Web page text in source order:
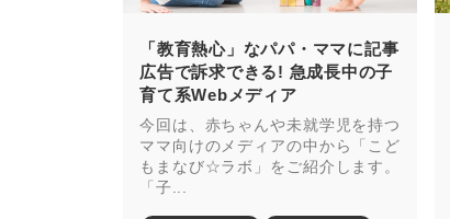
「教育熱心」なパパ・ママに記事
広告で訴求できる! 急成長中の子
育て系Webメディア
今回は、赤ちゃんや未就学児を持つ
ママ向けのメディアの中から「こど
もまなび☆ラボ」をご紹介します。
「子...